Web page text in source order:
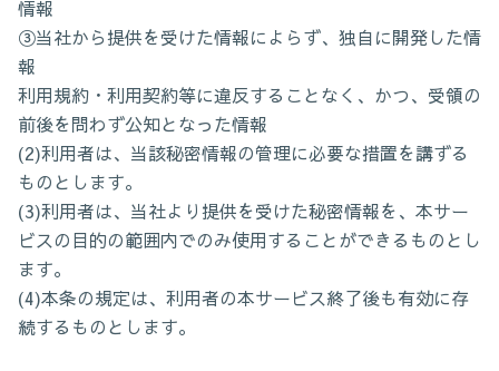
情報
③当社から提供を受けた情報によらず、独自に開発した情
報
利用規約・利用契約等に違反することなく、かつ、受領の
前後を問わず公知となった情報
(2)利用者は、当該秘密情報の管理に必要な措置を講ずる
ものとします。
(3)利用者は、当社より提供を受けた秘密情報を、本サー
ビスの目的の範囲内でのみ使用することができるものとし
ます。
(4)本条の規定は、利用者の本サービス終了後も有効に存
続するものとします。